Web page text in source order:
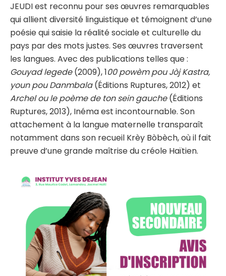
JEUDI est reconnu pour ses œuvres remarquables
qui allient diversité linguistique et témoignent d’une
poésie qui saisie la réalité sociale et culturelle du
pays par des mots justes. Ses œuvres traversent
les langues. Avec des publications telles que :
Gouyad legede(2009), 100 powèm pou Jòj Kastra,
youn pou Danmbala(Éditions Ruptures, 2012) et
Archel ou le poème de ton sein gauche(Éditions
Ruptures, 2013), Inéma est incontournable. Son
attachement à la langue maternelle transparaît
notamment dans son recueil Krèy Bòbèch, où il fait
preuve d’une grande maîtrise du créole Haïtien.